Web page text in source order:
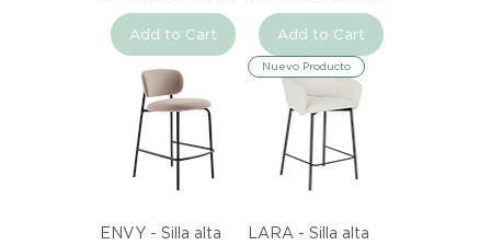
Add to Cart Add to Cart
ENVY - Silla alta
Nuevo Producto
LARA - Silla alta